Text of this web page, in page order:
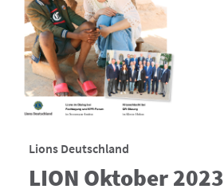
Lions Deutschland
LION Oktober 2023